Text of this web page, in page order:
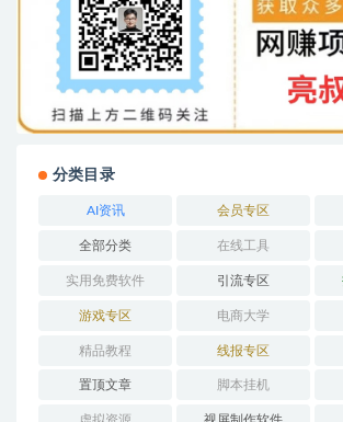
分类目录
AI资讯 会员专区
全部分类 在线工具
实用免费软件 引流专区
游戏专区 电商大学
精品教程 线报专区
置顶文章 脚本挂机